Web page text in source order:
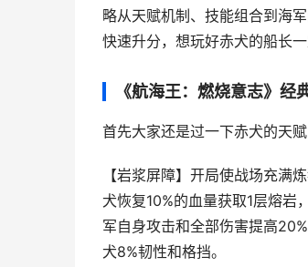
略从天赋机制、技能组合到海
快速升分，想玩好赤犬的船长一
《航海王：燃烧意志》经
首先大家还是过一下赤犬的天赋
【岩浆屏障】开局使战场充满
犬恢复10%的血量获取1层熔岩
军自身攻击和全部伤害提高
犬8%韧性和格挡。